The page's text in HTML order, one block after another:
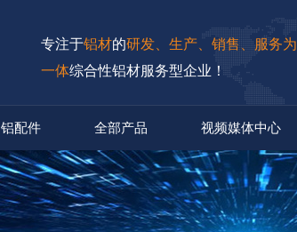
专注于铝材的研发、生产、销售、服务为
一体综合性铝材服务型企业！
铝配件 全部产品 视频媒体中心